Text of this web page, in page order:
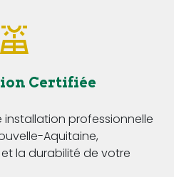
Certifiée
installation professionnelle
Aquitaine,
la durabilité de votre